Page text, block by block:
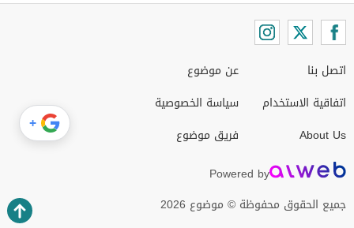
اتصل بنا
اتفاقية الاستخدام
About Us
عن موضوع
سياسة الخصوصية
فريق موضوع
Powered by
جميع الحقوق محفوظة © موضوع 2026
+